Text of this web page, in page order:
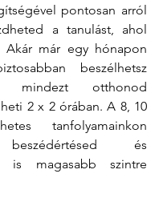
pontosan arról
a tanulást, ahol
Akár már egy hónapon
beszélhetsz
mindezt otthonod
2 x 2 órában. A 8, 10
tanfolyamainkon
és
is magasabb szintre